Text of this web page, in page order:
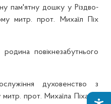
пам'ятну дошку у Різдво-
митр. прот. Михаїл Піх
повікнезабутнього
духовенство з
прот. Михаїла Піха на